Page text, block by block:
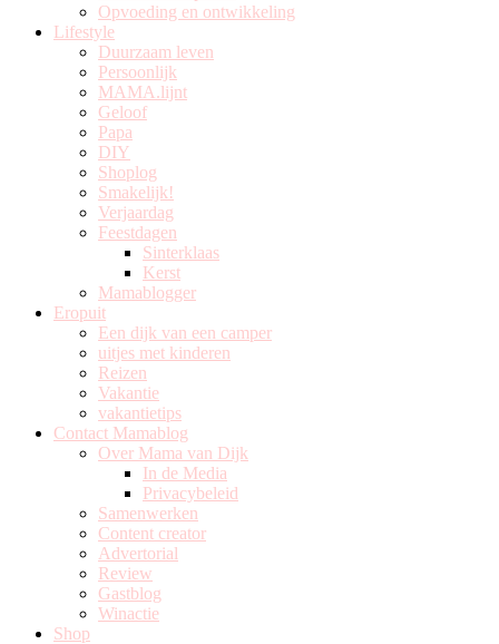
Opvoeding en ontwikkeling
Lifestyle
Duurzaam leven
Persoonlijk
MAMA.lijnt
Geloof
Papa
DIY
Shoplog
Smakelijk!
Verjaardag
Feestdagen
Sinterklaas
Kerst
Mamablogger
Eropuit
Een dijk van een camper
uitjes met kinderen
Reizen
Vakantie
vakantietips
Contact Mamablog
Over Mama van Dijk
In de Media
Privacybeleid
Samenwerken
Content creator
Advertorial
Review
Gastblog
Winactie
Shop